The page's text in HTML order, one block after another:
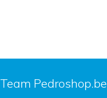
Team Pedroshop.be